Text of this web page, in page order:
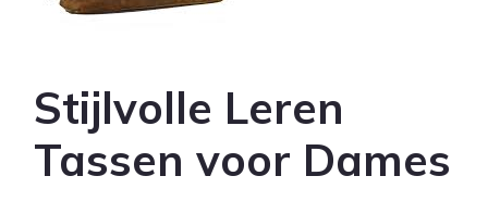
Stijlvolle Leren
Tassen voor Dames